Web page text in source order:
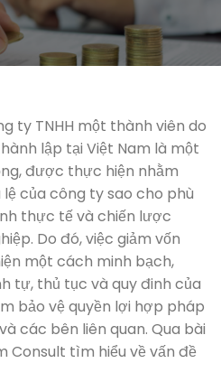
ty TNHH một thành viên do
lập tại Việt Nam là một
được thực hiện nhằm
của công ty sao cho phù
thực tế và chiến lược
Do đó, việc giảm vốn
một cách minh bạch,
tự, thủ tục và quy đinh của
bảo vệ quyền lợi hợp pháp
các bên liên quan. Qua bài
Consult tìm hiểu về vấn đề